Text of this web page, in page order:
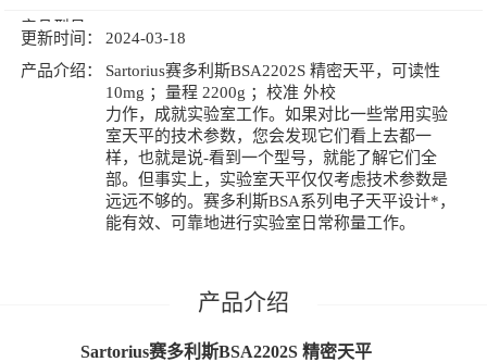
产品型号：
更新时间：
2024-03-18
产品介绍：
Sartorius赛多利斯BSA2202S 精密天平，可读性
10mg ；量程 2200g ；校准 外校
力作，成就实验室工作。如果对比一些常用实验
室天平的技术参数，您会发现它们看上去都一
样，也就是说-看到一个型号，就能了解它们全
部。但事实上，实验室天平仅仅考虑技术参数是
远远不够的。赛多利斯BSA系列电子天平设计*，
能有效、可靠地进行实验室日常称量工作。
Sartorius赛多利斯BSA2202S 精密天平